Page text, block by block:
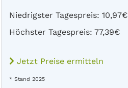
Niedrigster Tagespreis: 10,97€
Höchster Tagespreis: 77,39€
Jetzt Preise ermitteln
* Stand 2025